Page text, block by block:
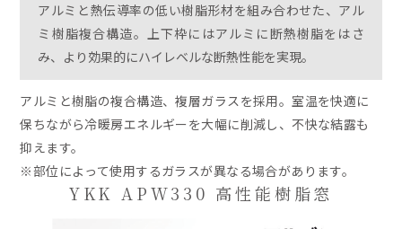
アルミと熱伝導率の低い樹脂形材を組み合わせた、アル
ミ樹脂複合構造。上下枠にはアルミに断熱樹脂をはさ
み、より効果的にハイレベルな断熱性能を実現。
アルミと樹脂の複合構造、複層ガラスを採用。室温を快適に
保ちながら冷暖房エネルギーを大幅に削減し、不快な結露も
抑えます。
※部位によって使用するガラスが異なる場合があります。
YKK APW330 高性能樹脂窓